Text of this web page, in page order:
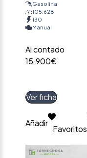
Gasolina
105.628
130
Manual
Al contado
15.900€
Ver ficha
Añadir
Favoritos